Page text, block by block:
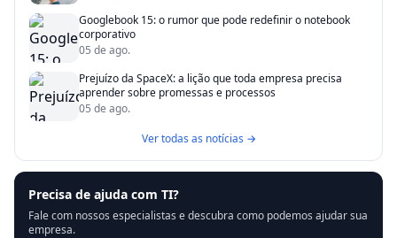
Googlebook 15: o rumor que pode redefinir o notebook
corporativo
05 de ago.
Prejuízo da SpaceX: a lição que toda empresa precisa
aprender sobre promessas e processos
05 de ago.
Ver todas as notícias →
Precisa de ajuda com TI?
Fale com nossos especialistas e descubra como podemos ajudar sua
empresa.